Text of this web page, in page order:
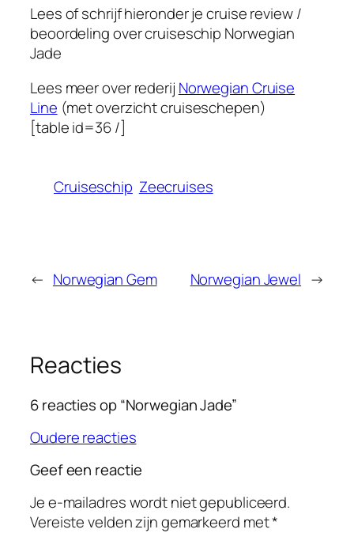
Lees of schrijf hieronder je cruise review /
beoordeling over cruiseschip Norwegian
Jade
Lees meer over rederij Norwegian Cruise
Line (met overzicht cruiseschepen)
[table id=36 /]
Cruiseschip Zeecruises
← Norwegian Gem Norwegian Jewel →
Reacties
6 reacties op “Norwegian Jade”
Oudere reacties
Geef een reactie
Je e-mailadres wordt niet gepubliceerd.
Vereiste velden zijn gemarkeerd met*